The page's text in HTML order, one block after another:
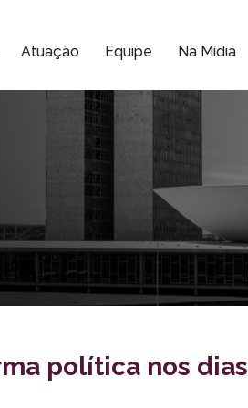
Atuação Equipe Na Mídia
política nos dias